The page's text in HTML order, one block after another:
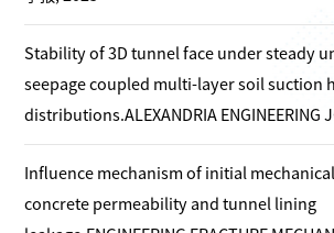
Stability of 3D tunnel face under steady
seepage coupled multi-layer soil suction
distributions.ALEXANDRIA ENGINEERING
Influence mechanism of initial
concrete permeability and tunnel lining